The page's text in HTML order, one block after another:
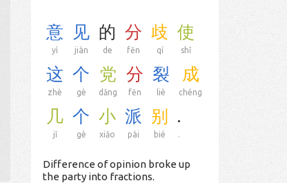
意
yì
见
jiàn
的
de
分
fēn
歧
qí
使
shǐ
这
zhè
个
gè
党
dǎng
分
fēn
裂
liè
成
chéng
几
jǐ
个
gè
小
xiǎo
派
pài
别
bié
.
.
Difference of opinion broke up
the party into fractions.